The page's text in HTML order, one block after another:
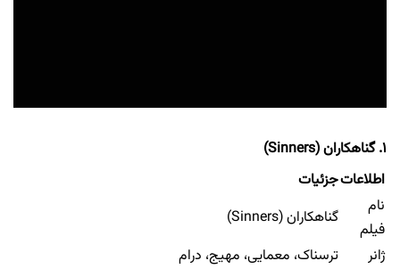
۱. گناهکاران (Sinners)
اطلاعاتجزئیات
نام
فیلم
گناهکاران (Sinners)
ژانر
ترسناک، معمایی، مهیج، درام